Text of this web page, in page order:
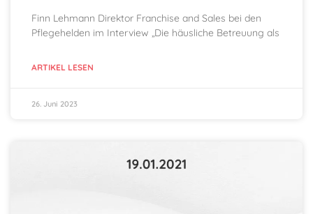
Finn Lehmann Direktor Franchise and Sales bei den
Pflegehelden im Interview „Die häusliche Betreuung als
ARTIKEL LESEN
26. Juni 2023